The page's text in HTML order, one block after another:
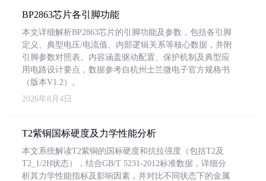
BP2863芯片各引脚功能
本文详细解析BP2863芯片的引脚功能及参数，包括各引脚
定义、典型电压/电流值、内部逻辑关系等核心数据，并附
引脚参数对照表。内容涵盖驱动配置、保护机制及典型应
用电路设计要点，数据参考自杭州士兰微电子官方规格书
（版本V1.2）。
2026年8月4日
T2紫铜国标硬度及力学性能分析
本文系统解读T2紫铜的国标硬度和抗拉强度（包括T2及
T2_1/2H状态），结合GB/T 5231-2012标准数据，详细分
析其力学性能指标及影响因素，并对比不同状态下的金属